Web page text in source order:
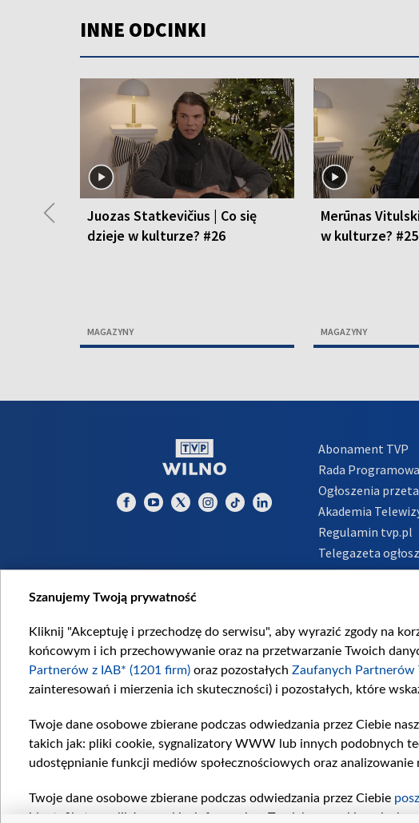
INNE ODCINKI
Juozas Statkevičius | Co się
dzieje w kulturze? #26
MAGAZYNY
Merūnas
w kulturze? #25
MAGAZYNY
◀
Abonament TVP
Rada Programowa
Ogłoszenia
Akademia
Regulamin tvp.pl
Telegazeta
Informacje o
Szanujemy Twoją prywatność
Kliknij "Akceptuję i przechodzę do serwisu", aby wyrazić zgody na
końcowym i ich przechowywanie oraz na przetwarzanie Twoich
Partnerów z IAB* (1201 firm) oraz pozostałych Zaufanych Partnerów
zainteresowań i mierzenia ich skuteczności) i pozostałych, które
Twoje dane osobowe zbierane podczas odwiedzania przez Ciebie
takich jak: pliki cookie, sygnalizatory WWW lub innych podobnych
udostępnianie funkcji mediów społecznościowych oraz analizowanie
Twoje dane osobowe zbierane podczas odwiedzania przez Ciebie
identyfikatory plików cookie, informacje o Twoich wyszukiwaniach